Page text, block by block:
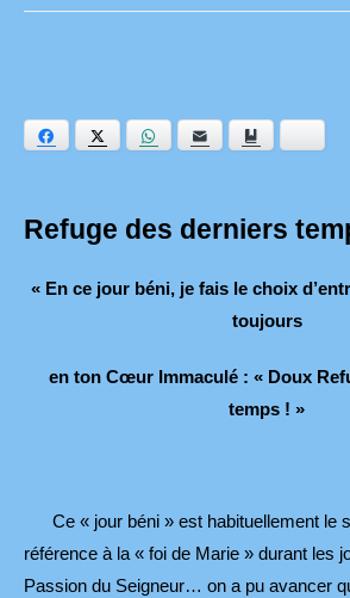
publication :
Facebook Twitter WhatsAppE-mail
Refuge des derniers
« En ce jour béni, je fais le choix
toujours
en ton Cœur Immaculé : « Doux
temps ! »
Ce « jour béni » est habituellement le
référence à la « foi de Marie » durant les
Passion du Seigneur… on a pu avancer